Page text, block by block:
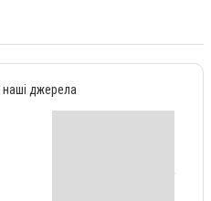
наші джерела